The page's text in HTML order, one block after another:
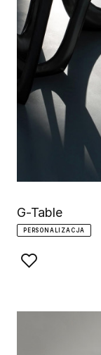
G-Table
PERSONALIZACJA